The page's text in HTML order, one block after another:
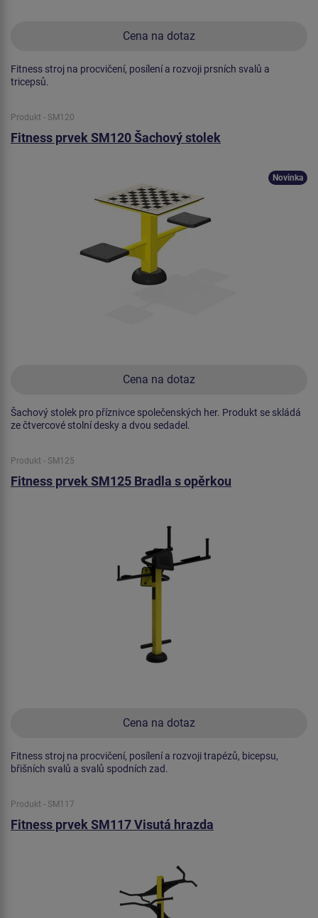
Cena na dotaz
Fitness stroj na procvičení, posílení a rozvoji prsních svalů a
tricepsů.
Produkt - SM120
Fitness prvek SM120 Šachový stolek
Cena na dotaz
Novinka
Šachový stolek pro příznivce společenských her. Produkt se skládá
ze čtvercové stolní desky a dvou sedadel.
Produkt - SM125
Fitness prvek SM125 Bradla s opěrkou
Cena na dotaz
Fitness stroj na procvičení, posílení a rozvoji trapézů, bicepsu,
břišních svalů a svalů spodních zad.
Produkt - SM117
Fitness prvek SM117 Visutá hrazda